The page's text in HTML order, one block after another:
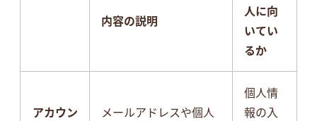
内容の説明
人に向
いてい
るか
アカウン
メールアドレスや個人
個人情
報の入